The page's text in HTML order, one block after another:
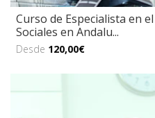
Curso de Especialista en
Sociales en Andalu...
Desde 120,00€